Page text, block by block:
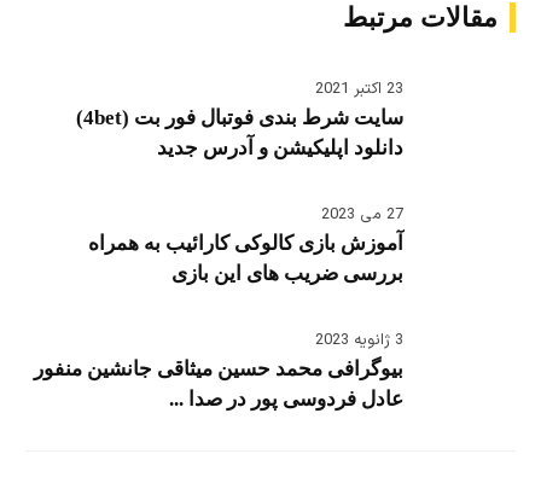
مقالات مرتبط
23 اکتبر 2021
سایت شرط بندی فوتبال فور بت (4bet)
دانلود اپلیکیشن و آدرس جدید
27 می 2023
آموزش بازی کالوکی کارائیب به همراه
بررسی ضریب های این بازی
3 ژانویه 2023
بیوگرافی محمد حسین میثاقی جانشین منفور
عادل فردوسی پور در صدا ...